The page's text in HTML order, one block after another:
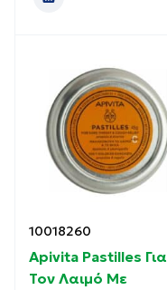
10018260
Apivita Pastilles Για
Τον Λαιμό Με